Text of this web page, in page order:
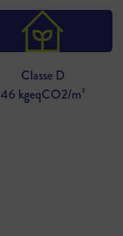
Classe D
46 kgeqCO2/m²